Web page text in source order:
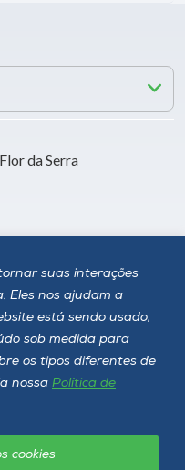
suas interações
Eles nos ajudam a
está sendo usado,
sob medida para
os tipos diferentes de
nossa Política de
cookies
da Serra